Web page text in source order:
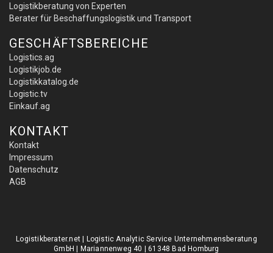
Logistikberatung von Experten
Berater für Beschaffungslogistik und Transport
GESCHÄFTSBEREICHE
Logistics.ag
Logistikjob.de
Logistikkatalog.de
Logistic.tv
Einkauf.ag
KONTAKT
Kontakt
Impressum
Datenschutz
AGB
Logistikberater.net | Logistic Analytic Service Unternehmensberatung
GmbH | Mariannenweg 40 | 61348 Bad Homburg